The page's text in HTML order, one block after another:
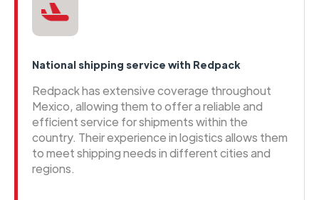
National shipping service with Redpack
Redpack has extensive coverage throughout
Mexico, allowing them to offer a reliable and
efficient service for shipments within the
country. Their experience in logistics allows them
to meet shipping needs in different cities and
regions.